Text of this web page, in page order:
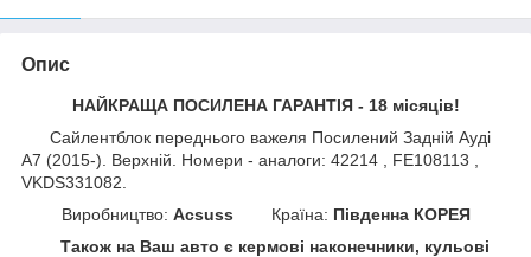
Опис
НАЙКРАЩА ПОСИЛЕНА ГАРАНТІЯ - 18 місяців!
Сайлентблок переднього важеля Посилений Задній Ауді
А7 (2015-). Верхній. Номери - аналоги: 42214 , FE108113 ,
VKDS331082.
Виробництво: Acsuss Країна: Південна КОРЕЯ
Також на Ваш авто є кермові наконечники, кульові